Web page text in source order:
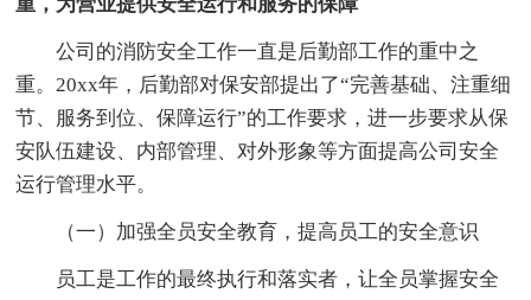
重，为营业提供安全运行和服务的保障
公司的消防安全工作一直是后勤部工作的重中之
重。20xx年，后勤部对保安部提出了“完善基础、注重细
节、服务到位、保障运行”的工作要求，进一步要求从保
安队伍建设、内部管理、对外形象等方面提高公司安全
运行管理水平。
（一）加强全员安全教育，提高员工的安全意识
员工是工作的最终执行和落实者，让全员掌握安全